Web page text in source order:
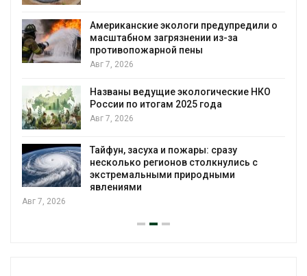
Американские экологи предупредили о
масштабном загрязнении из-за
противопожарной пены
Авг 7, 2026
Названы ведущие экологические НКО
России по итогам 2025 года
Авг 7, 2026
Тайфун, засуха и пожары: сразу
несколько регионов столкнулись с
экстремальными природными
явлениями
Авг 7, 2026